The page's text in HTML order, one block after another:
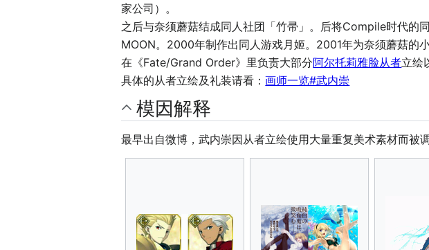
家公司）。
之后与奈须蘑菇结成同人社团「竹帚」。后将Compile时代
MOON。2000年制作出同人游戏月姬。2001年为奈须蘑菇的
在《Fate/Grand Order》里负责大部分阿尔托莉雅脸从者立绘
具体的从者立绘及礼装请看：画师一览#武内崇
模因解释
最早出自微博，武内崇因从者立绘使用大量重复美术素材而被